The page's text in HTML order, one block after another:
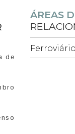
de
ÁREAS
Ferroviário